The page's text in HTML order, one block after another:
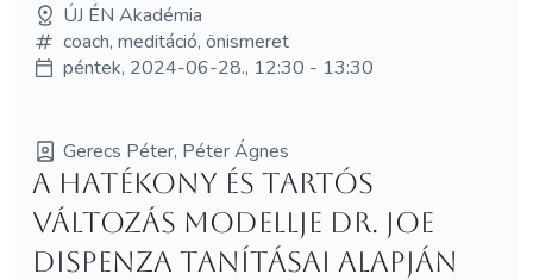
ÚJ ÉN Akadémia
coach, meditáció, önismeret
péntek, 2024-06-28., 12:30 - 13:30
Gerecs Péter, Péter Ágnes
A hatékony és tartós
változás modellje Dr. Joe
Dispenza tanításai alapján